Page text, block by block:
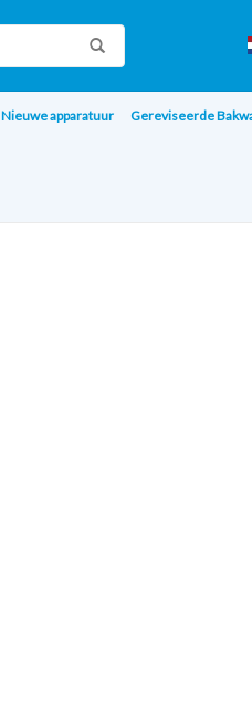
Nieuwe apparatuur Gereviseerde